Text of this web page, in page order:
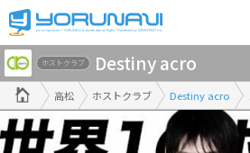
香
川
県
版
高松 ホストクラブ Destiny acro
ホストクラブ Destiny acro